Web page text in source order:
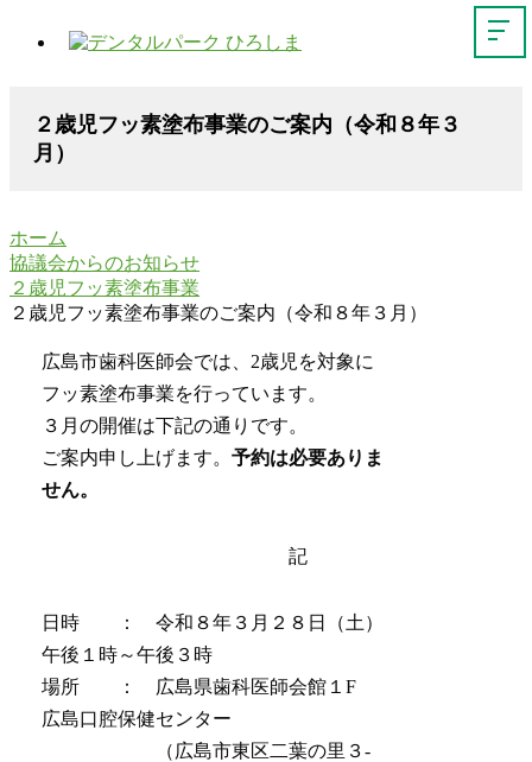
２歳児フッ素塗布事業のご案内（令和８年３
月）
ホーム
協議会からのお知らせ
２歳児フッ素塗布事業
２歳児フッ素塗布事業のご案内（令和８年３月）
広島市歯科医師会では、2歳児を対象に
フッ素塗布事業を行っています。
３月の開催は下記の通りです。
ご案内申し上げます。予約は必要ありま
せん。
記
日時 ： 令和８年３月２８日（土）
午後１時～午後３時
場所 ： 広島県歯科医師会館１F
広島口腔保健センター
（広島市東区二葉の里３-